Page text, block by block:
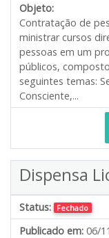
Objeto:
Contratação de
ministrar cursos
pessoas em um
públicos,
seguintes temas:
Consciente,...
Dispensa
Status: Fechado
Publicado em: 06/